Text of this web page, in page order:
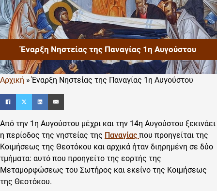
Έναρξη Νηστείας της Παναγίας 1η Αυγούστου
Αρχική »Έναρξη Νηστείας της Παναγίας 1η Αυγούστου
Από την 1η Αυγούστου μέχρι και την 14η Αυγούστου ξεκινάει
η περίοδος της νηστείας της Παναγίας που προηγείται της
Κοιμήσεως της Θεοτόκου και αρχικά ήταν διηρημένη σε δύο
τμήματα: αυτό που προηγείτο της εορτής της
Μεταμορφώσεως του Σωτήρος και εκείνο της Κοιμήσεως
της Θεοτόκου.